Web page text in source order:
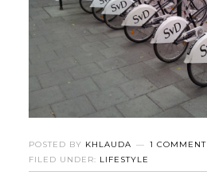
POSTED BY KHLAUDA
1 COMMENT
FILED UNDER: LIFESTYLE